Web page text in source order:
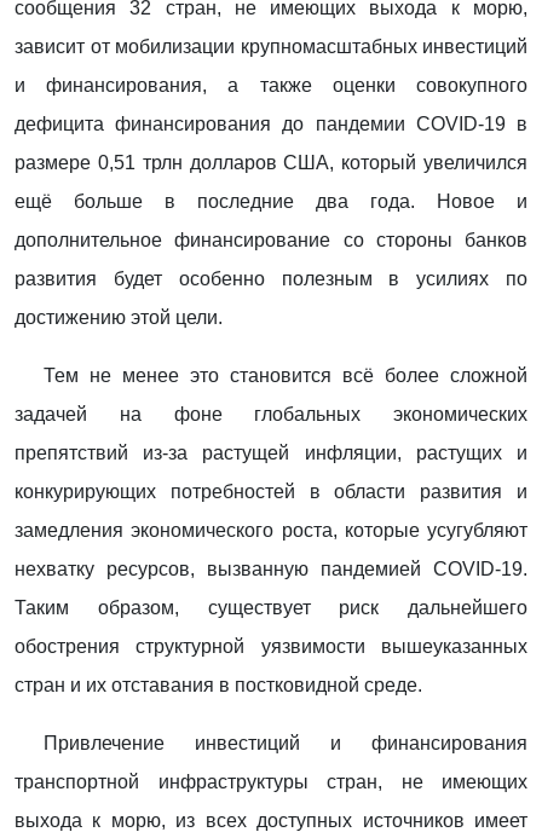
сообщения 32 стран, не имеющих выхода к морю,
зависит от мобилизации крупномасштабных инвестиций
и финансирования, а также оценки совокупного
дефицита финансирования до пандемии COVID-19 в
размере 0,51 трлн долларов США, который увеличился
ещё больше в последние два года. Новое и
дополнительное финансирование со стороны банков
развития будет особенно полезным в усилиях по
достижению этой цели.
Тем не менее это становится всё более сложной
задачей на фоне глобальных экономических
препятствий из-за растущей инфляции, растущих и
конкурирующих потребностей в области развития и
замедления экономического роста, которые усугубляют
нехватку ресурсов, вызванную пандемией COVID-19.
Таким образом, существует риск дальнейшего
обострения структурной уязвимости вышеуказанных
стран и их отставания в постковидной среде.
Привлечение инвестиций и финансирования
транспортной инфраструктуры стран, не имеющих
выхода к морю, из всех доступных источников имеет